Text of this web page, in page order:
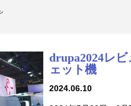
drupa2024レ
ェット機
2024.06.10